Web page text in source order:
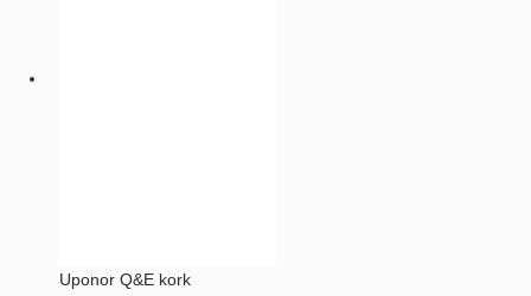
Uponor Q&E kork